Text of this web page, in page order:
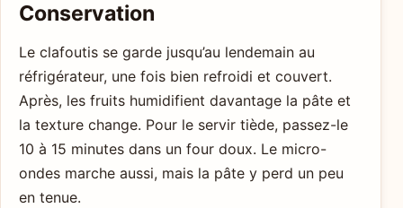
Conservation
Le clafoutis se garde jusqu’au lendemain au
réfrigérateur, une fois bien refroidi et couvert.
Après, les fruits humidifient davantage la pâte et
la texture change. Pour le servir tiède, passez-le
10 à 15 minutes dans un four doux. Le micro-
ondes marche aussi, mais la pâte y perd un peu
en tenue.